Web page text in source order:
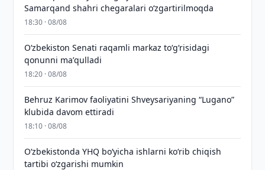
Samarqand shahri chegaralari oʻzgartirilmoqda
18:30 · 08/08
Oʻzbekiston Senati raqamli markaz toʻgʻrisidagi
qonunni maʼqulladi
18:20 · 08/08
Behruz Karimov faoliyatini Shveysariyaning “Lugano”
klubida davom ettiradi
18:10 · 08/08
O‘zbekistonda YHQ bo‘yicha ishlarni ko‘rib chiqish
tartibi o‘zgarishi mumkin